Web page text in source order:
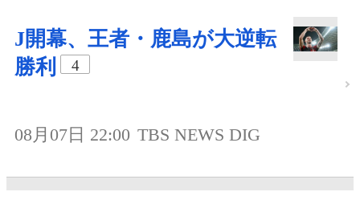
J開幕、王者・鹿島が大逆転
勝利
4
08月07日 22:00 TBS NEWS DIG